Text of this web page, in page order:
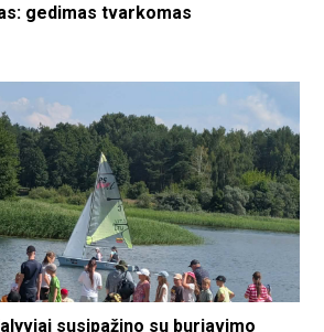
gedimas tvarkomas
susipažino su buriavimo